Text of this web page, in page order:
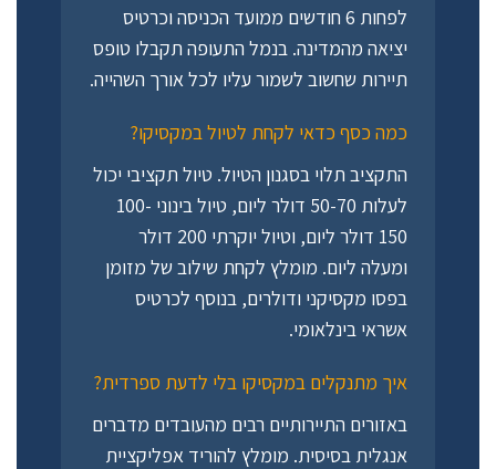
לפחות 6 חודשים ממועד הכניסה וכרטיס
יציאה מהמדינה. בנמל התעופה תקבלו טופס
תיירות שחשוב לשמור עליו לכל אורך השהייה.
כמה כסף כדאי לקחת לטיול במקסיקו?
התקציב תלוי בסגנון הטיול. טיול תקציבי יכול
לעלות 50-70 דולר ליום, טיול בינוני 100-
150 דולר ליום, וטיול יוקרתי 200 דולר
ומעלה ליום. מומלץ לקחת שילוב של מזומן
בפסו מקסיקני ודולרים, בנוסף לכרטיס
אשראי בינלאומי.
איך מתנקלים במקסיקו בלי לדעת ספרדית?
באזורים התיירותיים רבים מהעובדים מדברים
אנגלית בסיסית. מומלץ להוריד אפליקציית